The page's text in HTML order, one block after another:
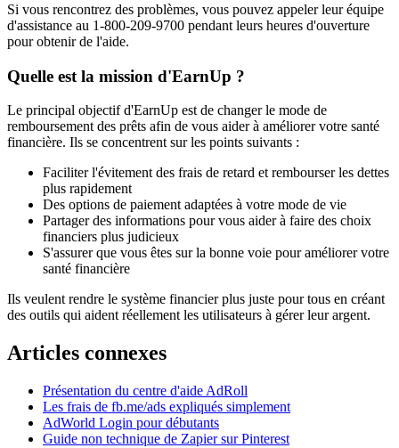
Si vous rencontrez des problèmes, vous pouvez appeler leur équipe
d'assistance au 1-800-209-9700 pendant leurs heures d'ouverture
pour obtenir de l'aide.
Quelle est la mission d'EarnUp ?
Le principal objectif d'EarnUp est de changer le mode de
remboursement des prêts afin de vous aider à améliorer votre santé
financière. Ils se concentrent sur les points suivants :
Faciliter l'évitement des frais de retard et rembourser les dettes
plus rapidement
Des options de paiement adaptées à votre mode de vie
Partager des informations pour vous aider à faire des choix
financiers plus judicieux
S'assurer que vous êtes sur la bonne voie pour améliorer votre
santé financière
Ils veulent rendre le système financier plus juste pour tous en créant
des outils qui aident réellement les utilisateurs à gérer leur argent.
Articles connexes
Présentation du centre d'aide AdRoll
Les frais de fb.me/ads expliqués simplement
AdWorld Login pour débutants
Guide non technique de Zapier sur Pinterest